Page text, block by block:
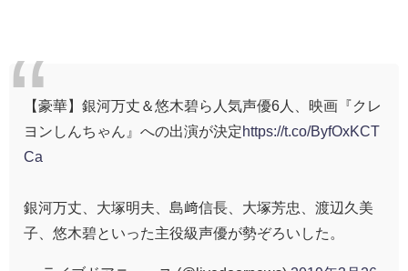
【豪華】銀河万丈＆悠木碧ら人気声優6人、映画『クレ
ヨンしんちゃん』への出演が決定https://t.co/ByfOxKCT
Ca
銀河万丈、大塚明夫、島﨑信長、大塚芳忠、渡辺久美
子、悠木碧といった主役級声優が勢ぞろいした。